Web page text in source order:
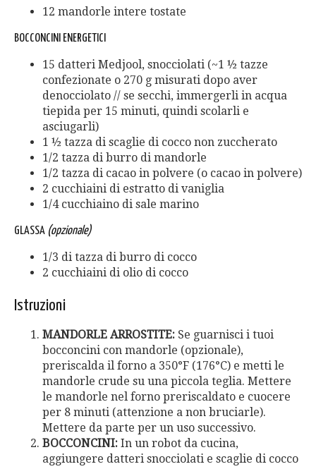
12 mandorle intere tostate
BOCCONCINI ENERGETICI
15 datteri Medjool, snocciolati (~1 ½ tazze
confezionate o 270 g misurati dopo aver
denocciolato // se secchi, immergerli in acqua
tiepida per 15 minuti, quindi scolarli e
asciugarli)
1 ½ tazza di scaglie di cocco non zuccherato
1/2 tazza di burro di mandorle
1/2 tazza di cacao in polvere (o cacao in polvere)
2 cucchiaini di estratto di vaniglia
1/4 cucchiaino di sale marino
GLASSA (opzionale)
1/3 di tazza di burro di cocco
2 cucchiaini di olio di cocco
Istruzioni
MANDORLE ARROSTITE: Se guarnisci i tuoi
bocconcini con mandorle (opzionale),
preriscalda il forno a 350°F (176°C) e metti le
mandorle crude su una piccola teglia. Mettere
le mandorle nel forno preriscaldato e cuocere
per 8 minuti (attenzione a non bruciarle).
Mettere da parte per un uso successivo.
BOCCONCINI: In un robot da cucina,
aggiungere datteri snocciolati e scaglie di cocco